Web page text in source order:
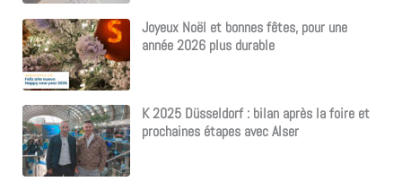
Joyeux Noël et bonnes fêtes, pour une
année 2026 plus durable
K 2025 Düsseldorf : bilan après la foire et
prochaines étapes avec Alser